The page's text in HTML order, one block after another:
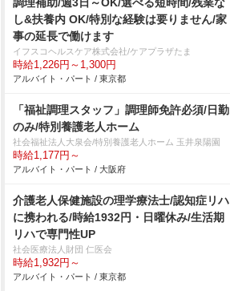
し&扶養内 OK/特別な経験は要りません/家
事の延長で働けます
イフスコヘルスケア株式会社/ケアプラザたま
時給1,226円～1,300円
アルバイト・パート / 東京都
「福祉調理スタッフ」調理師免許必須/日勤
のみ/特別養護老人ホーム
社会福祉法人大泉会/特別養護老人ホーム 玉井泉陽園
時給1,177円～
アルバイト・パート / 大阪府
介護老人保健施設の理学療法士/認知症リハ
に携われる/時給1932円・日曜休み/生活期
リハで専門性UP
社会医療法人財団 仁医会
時給1,932円～
アルバイト・パート / 東京都